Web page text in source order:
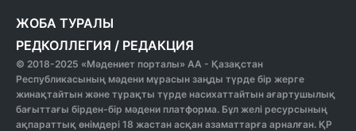
ЖОБА ТУРАЛЫ
РЕДКОЛЛЕГИЯ / РЕДАКЦИЯ
© 2018-2025 «Мәдениет порталы» АА - Қазақстан
Республикасының мәдени мұрасын заңды түрде бір жерге
жинақтайтын және тұрақты түрде насихаттайтын ағартушылық
бағыттағы бірден-бір мәдени платформа. Бұл желі ресурсының
ақпараттық өнімдері 18 жастан асқан азаматтарға арналған. ҚР